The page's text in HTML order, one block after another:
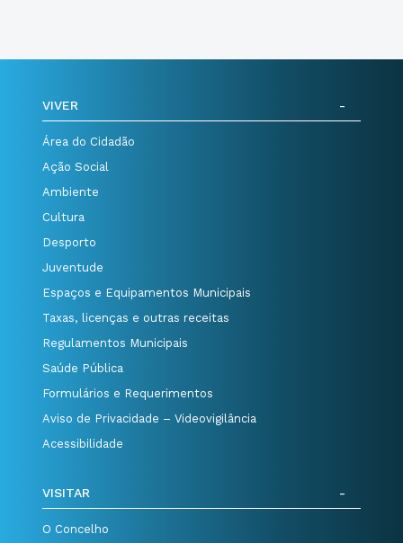
VIVER
Área do Cidadão
Ação Social
Ambiente
Cultura
Desporto
Juventude
Espaços e Equipamentos Municipais
Taxas, licenças e outras receitas
Regulamentos Municipais
Saúde Pública
Formulários e Requerimentos
Aviso de Privacidade – Videovigilância
Acessibilidade
VISITAR
O Concelho